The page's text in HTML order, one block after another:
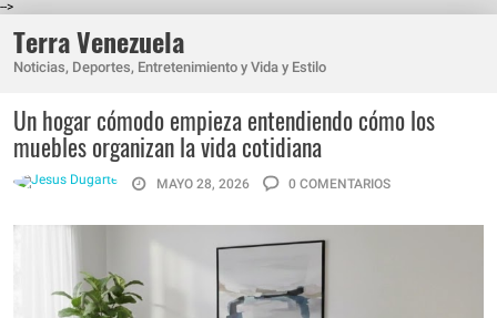
-->
Terra Venezuela
Noticias, Deportes, Entretenimiento y Vida y Estilo
Un hogar cómodo empieza entendiendo cómo los
muebles organizan la vida cotidiana
MAYO 28, 2026 0 COMENTARIOS